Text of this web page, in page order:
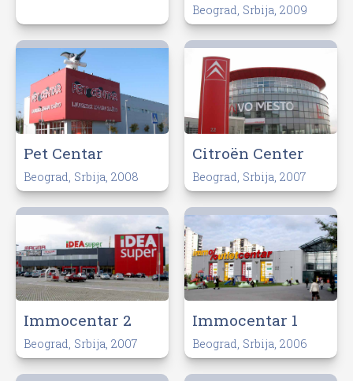
Beograd, Srbija, 2009
Pet Centar
Beograd, Srbija, 2008
Citroën Center
Beograd, Srbija, 2007
Immocentar 2
Beograd, Srbija, 2007
Immocentar 1
Beograd, Srbija, 2006